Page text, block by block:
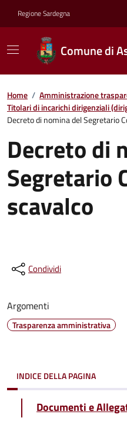
Regione Sardegna
Comune di
Home / Amministrazione
Titolari di incarichi dirigenziali
Decreto di nomina del Segretario
Decreto di
Segretario
scavalco
Condividi
Argomenti
Trasparenza amministrativa
INDICE DELLA PAGINA
Documenti e